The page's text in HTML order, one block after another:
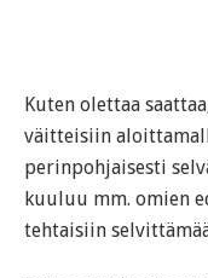
Kuten olettaa
väitteisiin
perinpohjaisesti
kuuluu mm. omien
tehtaisiin